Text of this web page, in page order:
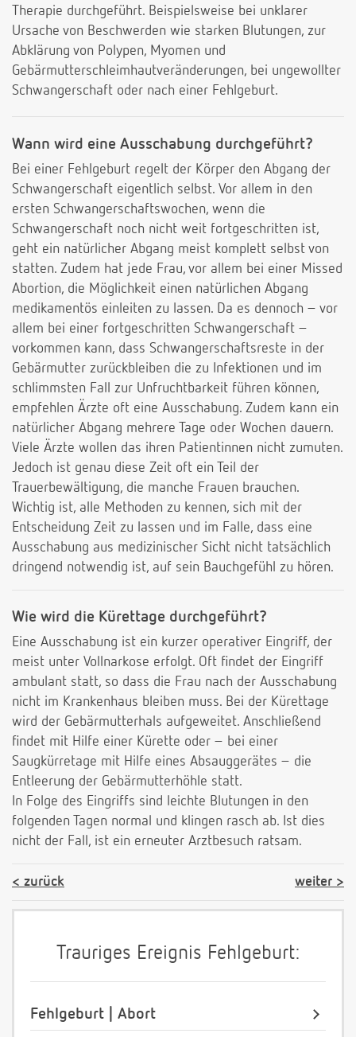
Therapie durchgeführt. Beispielsweise bei unklarer
Ursache von Beschwerden wie starken Blutungen, zur
Abklärung von Polypen, Myomen und
Gebärmutterschleimhautveränderungen, bei ungewollter
Schwangerschaft oder nach einer Fehlgeburt.
Wann wird eine Ausschabung durchgeführt?
Bei einer Fehlgeburt regelt der Körper den Abgang der
Schwangerschaft eigentlich selbst. Vor allem in den
ersten Schwangerschaftswochen, wenn die
Schwangerschaft noch nicht weit fortgeschritten ist,
geht ein natürlicher Abgang meist komplett selbst von
statten. Zudem hat jede Frau, vor allem bei einer Missed
Abortion, die Möglichkeit einen natürlichen Abgang
medikamentös einleiten zu lassen. Da es dennoch – vor
allem bei einer fortgeschritten Schwangerschaft –
vorkommen kann, dass Schwangerschaftsreste in der
Gebärmutter zurückbleiben die zu Infektionen und im
schlimmsten Fall zur Unfruchtbarkeit führen können,
empfehlen Ärzte oft eine Ausschabung. Zudem kann ein
natürlicher Abgang mehrere Tage oder Wochen dauern.
Viele Ärzte wollen das ihren Patientinnen nicht zumuten.
Jedoch ist genau diese Zeit oft ein Teil der
Trauerbewältigung, die manche Frauen brauchen.
Wichtig ist, alle Methoden zu kennen, sich mit der
Entscheidung Zeit zu lassen und im Falle, dass eine
Ausschabung aus medizinischer Sicht nicht tatsächlich
dringend notwendig ist, auf sein Bauchgefühl zu hören.
Wie wird die Kürettage durchgeführt?
Eine Ausschabung ist ein kurzer operativer Eingriff, der
meist unter Vollnarkose erfolgt. Oft findet der Eingriff
ambulant statt, so dass die Frau nach der Ausschabung
nicht im Krankenhaus bleiben muss. Bei der Kürettage
wird der Gebärmutterhals aufgeweitet. Anschließend
findet mit Hilfe einer Kürette oder – bei einer
Saugkürretage mit Hilfe eines Absauggerätes – die
Entleerung der Gebärmutterhöhle statt.
In Folge des Eingriffs sind leichte Blutungen in den
folgenden Tagen normal und klingen rasch ab. Ist dies
nicht der Fall, ist ein erneuter Arztbesuch ratsam.
zurück weiter
Trauriges Ereignis Fehlgeburt:
Fehlgeburt | Abort